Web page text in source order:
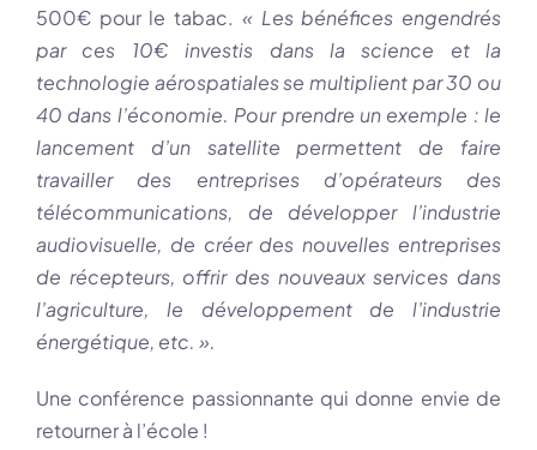
500€ pour le tabac. « Les bénéfices engendrés
par ces 10€ investis dans la science et la
technologie aérospatiales se multiplient par 30 ou
40 dans l’économie. Pour prendre un exemple : le
lancement d’un satellite permettent de faire
travailler des entreprises d’opérateurs des
télécommunications, de développer l’industrie
audiovisuelle, de créer des nouvelles entreprises
de récepteurs, offrir des nouveaux services dans
l’agriculture, le développement de l’industrie
énergétique, etc. ».
Une conférence passionnante qui donne envie de
retourner à l’école !